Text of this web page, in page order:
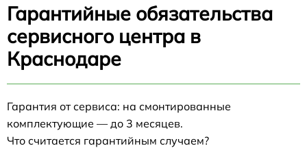
Гарантийные обязательства
сервисного центра в
Краснодаре
Гарантия от сервиса: на смонтированные
комплектующие — до 3 месяцев.
Что считается гарантийным случаем?